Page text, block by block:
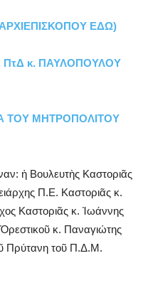
ΕΔΩ)
ΠτΔ κ. ΠΑΥΛΟΠΟΥΛΟΥ
ΤΟΥ ΜΗΤΡΟΠΟΛΙΤΟΥ
ἡ Βουλευτὴς Καστοριᾶς
Π.Ε. Καστοριᾶς κ.
Καστοριᾶς κ. Ἰωάννης
κ. Παναγιώτης
Πρύτανη τοῦ Π.Δ.Μ.